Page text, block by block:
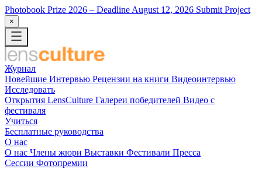
Photobook Prize 2026 – Deadline August 12, 2026 Submit Project
×
Журнал
Новейшие Интервью Рецензии на книги Видеоинтервью
Исследовать
Открытия LensCulture Галереи победителей Видео с
фестиваля
Учиться
Бесплатные руководства
О нас
О нас Члены жюри Выставки Фестивали Пресса
Сессии Фотопремии